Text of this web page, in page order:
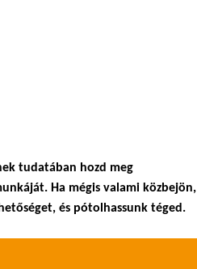
tudatában hozd meg
Ha mégis valami közbejön,
és pótolhassunk téged.